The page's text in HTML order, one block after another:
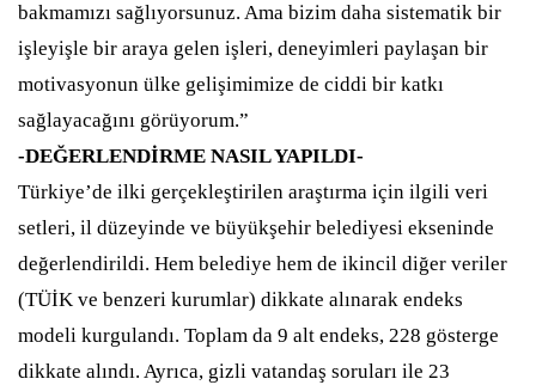
bakmamızı sağlıyorsunuz. Ama bizim daha sistematik bir
işleyişle bir araya gelen işleri, deneyimleri paylaşan bir
motivasyonun ülke gelişimimize de ciddi bir katkı
sağlayacağını görüyorum.”
-DEĞERLENDİRME NASIL YAPILDI-
Türkiye’de ilki gerçekleştirilen araştırma için ilgili veri
setleri, il düzeyinde ve büyükşehir belediyesi ekseninde
değerlendirildi. Hem belediye hem de ikincil diğer veriler
(TÜİK ve benzeri kurumlar) dikkate alınarak endeks
modeli kurgulandı. Toplam da 9 alt endeks, 228 gösterge
dikkate alındı. Ayrıca, gizli vatandaş soruları ile 23